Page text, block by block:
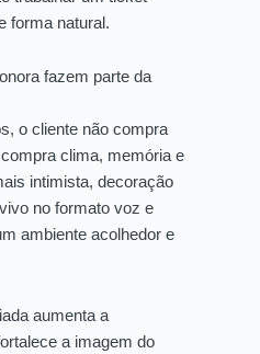
forma natural.
fazem parte da
o cliente não compra
clima, memória e
intimista, decoração
no formato voz e
ambiente acolhedor e
aumenta a
a imagem do